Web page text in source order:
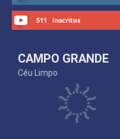
511 Inscritos
CAMPO GRANDE
Céu Limpo